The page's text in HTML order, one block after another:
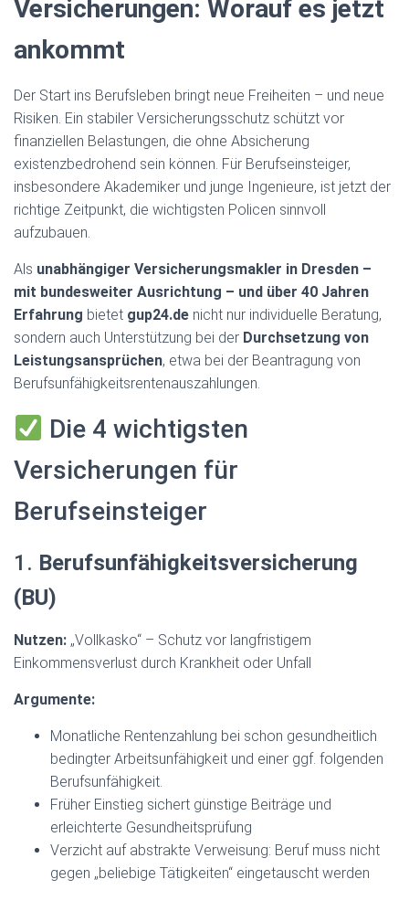
Versicherungen: Worauf es jetzt
ankommt
Der Start ins Berufsleben bringt neue Freiheiten – und neue
Risiken. Ein stabiler Versicherungsschutz schützt vor
finanziellen Belastungen, die ohne Absicherung
existenzbedrohend sein können. Für Berufseinsteiger,
insbesondere Akademiker und junge Ingenieure, ist jetzt der
richtige Zeitpunkt, die wichtigsten Policen sinnvoll
aufzubauen.
Als unabhängiger Versicherungsmakler in Dresden –
mit bundesweiter Ausrichtung – und über 40 Jahren
Erfahrung bietet gup24.de nicht nur individuelle Beratung,
sondern auch Unterstützung bei der Durchsetzung von
Leistungsansprüchen, etwa bei der Beantragung von
Berufsunfähigkeitsrentenauszahlungen.
Die 4 wichtigsten
Versicherungen für
Berufseinsteiger
1. Berufsunfähigkeitsversicherung
(BU)
Nutzen: „Vollkasko“ – Schutz vor langfristigem
Einkommensverlust durch Krankheit oder Unfall
Argumente:
Monatliche Rentenzahlung bei schon gesundheitlich
bedingter Arbeitsunfähigkeit und einer ggf. folgenden
Berufsunfähigkeit.
Früher Einstieg sichert günstige Beiträge und
erleichterte Gesundheitsprüfung
Verzicht auf abstrakte Verweisung: Beruf muss nicht
gegen „beliebige Tätigkeiten“ eingetauscht werden